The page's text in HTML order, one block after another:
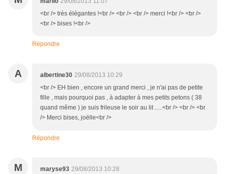
<br /> très élégantes !<br /> <br /> <br /> merci !<br /> <br />
<br /> bises !<br />
Répondre
A albertine30 29/08/2013 10:29
<br /> EH bien , encore un grand merci , je n'ai pas de petite
fille , mais pourquoi pas , à adapter à mes petits petons ( 38
quand même ) je suis frileuse le soir au lit .....<br /> <br /> <br
/> Merci bises, joëlle<br />
Répondre
M maryse93 29/08/2013 10:28